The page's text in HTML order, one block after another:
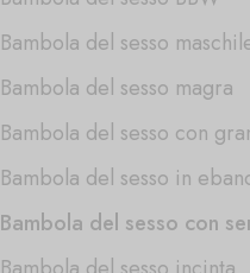
Bambola del sesso
Bambola del sesso magra
Bambola del sesso con
Bambola del sesso in
Bambola del sesso con